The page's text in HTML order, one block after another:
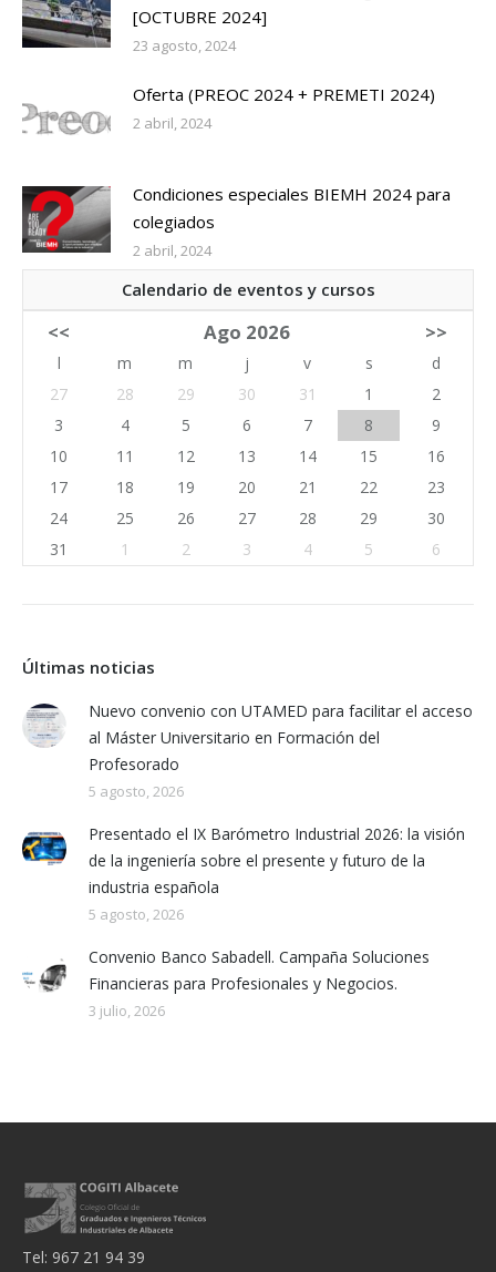
[OCTUBRE 2024]
23 agosto, 2024
Oferta (PREOC 2024 + PREMETI 2024)
2 abril, 2024
Condiciones especiales BIEMH 2024 para
colegiados
2 abril, 2024
Calendario de eventos y cursos
<< Ago 2026 >>
l m m j v s
d
27
28 29 30 31 1
2
3
4 5 6 7 8
9
10
11 12 13 14 15
16
17
18 19 20 21 22
23
24
25 26 27 28 29
30
31
1 2 3 4 5 6
Últimas noticias
Nuevo convenio con UTAMED para facilitar el acceso
al Máster Universitario en Formación del
Profesorado
5 agosto, 2026
Presentado el IX Barómetro Industrial 2026: la visión
de la ingeniería sobre el presente y futuro de la
industria española
5 agosto, 2026
Convenio Banco Sabadell. Campaña Soluciones
Financieras para Profesionales y Negocios.
3 julio, 2026
Tel: 967 21 94 39